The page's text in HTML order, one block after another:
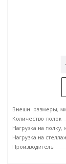
Внешн. размеры,
Количество полок
Нагрузка на полку,
Нагрузка на
Производитель